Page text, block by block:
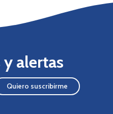
alertas
Quiero suscribirme